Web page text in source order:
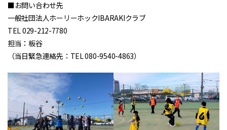
■お問い合わせ先
一般社団法人ホーリーホックIBARAKIクラブ
TEL 029-212-7780
担当：板谷
（当日緊急連絡先：TEL 080-9540-4863）